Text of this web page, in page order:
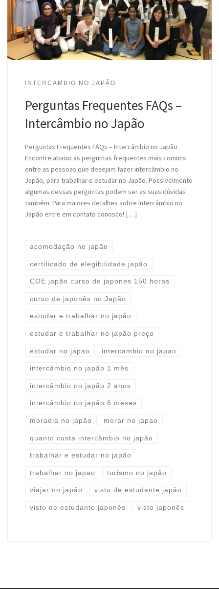
INTERCAMBIO NO JAPÃO
Perguntas Frequentes FAQs –
Intercâmbio no Japão
Perguntas Frequentes FAQs – Intercâmbio no Japão
Encontre abaixo as perguntas frequentes mais comuns
entre as pessoas que desejam fazer intercâmbio no
Japão, para trabalhar e estudar no Japão. Possivelmente
algumas dessas perguntas podem ser as suas dúvidas
também. Para maiores detalhes sobre Intercâmbio no
Japão entre em contato conosco! […]
acomodação no japão
certificado de elegibilidade japão
COE japão curso de japones 150 horas
curso de japonês no Japão
estudar e trabalhar no japão
estudar e trabalhar no japão preço
estudar no japao intercambio no japao
intercâmbio no japão 1 mês
intercâmbio no japão 2 anos
intercâmbio no japão 6 meses
moradia no japão morar no japao
quanto custa intercâmbio no japão
trabalhar e estudar no japão
trabalhar no japao turismo no japão
viajar no japão visto de estudante japão
visto de estudante japonês visto japonês